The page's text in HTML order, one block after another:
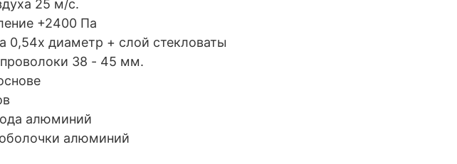
25 м/с.
+2400 Па
0,54x диаметр + слой стекловаты
38 - 45 мм.
алюминий
алюминий